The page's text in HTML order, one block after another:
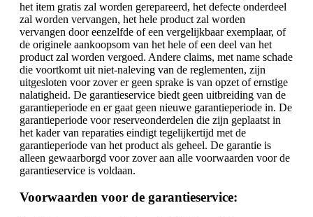
het item gratis zal worden gerepareerd, het defecte onderdeel
zal worden vervangen, het hele product zal worden
vervangen door eenzelfde of een vergelijkbaar exemplaar, of
de originele aankoopsom van het hele of een deel van het
product zal worden vergoed. Andere claims, met name schade
die voortkomt uit niet-naleving van de reglementen, zijn
uitgesloten voor zover er geen sprake is van opzet of ernstige
nalatigheid. De garantieservice biedt geen uitbreiding van de
garantieperiode en er gaat geen nieuwe garantieperiode in. De
garantieperiode voor reserveonderdelen die zijn geplaatst in
het kader van reparaties eindigt tegelijkertijd met de
garantieperiode van het product als geheel. De garantie is
alleen gewaarborgd voor zover aan alle voorwaarden voor de
garantieservice is voldaan.
Voorwaarden voor de garantieservice: